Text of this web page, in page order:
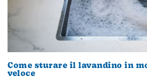
Come sturare il lavandino in
veloce